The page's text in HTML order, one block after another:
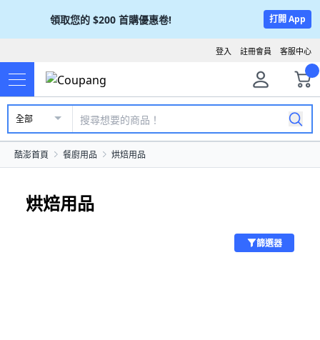
領取您的 $200 首購優惠卷! 打開 App
客服中心
註冊會員
登入
全部
酷澎首頁 餐廚用品 烘焙用品
烘焙用品
篩選器